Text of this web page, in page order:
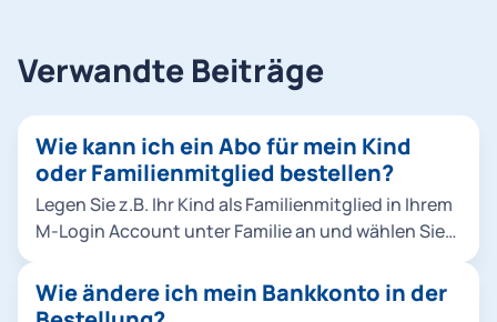
Verwandte Beiträge
Wie kann ich ein Abo für mein Kind
oder Familienmitglied bestellen?
Legen Sie z.B. Ihr Kind als Familienmitglied in Ihrem
M-Login Account unter Familie an und wählen Sie
entweder in der Bestellung unter Abo-
Nutzer*innen auf Familienmitglied hinzufügen
Wie ändere ich mein Bankkonto in der